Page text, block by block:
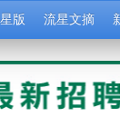
版 流星文摘